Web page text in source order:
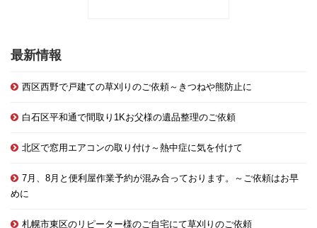
最新情報
西区西野で戸建ての草刈りのご依頼～きつねや熊防止に
白石区平和通で間取り1Kお父様の遺品整理のご依頼
北区で窓用エアコンの取り付け～熱中症に気を付けて
7月、8月と便利屋作業予約が混み合っております。～ご依頼はお早
めに
札幌市東区のリピーター様のご自宅にて草刈りのご依頼